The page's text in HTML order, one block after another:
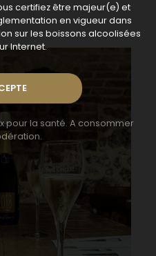
certifiez être majeur(e) et
en vigueur dans
sur les boissons alcoolisées
Internet.
pour la santé. A consommer